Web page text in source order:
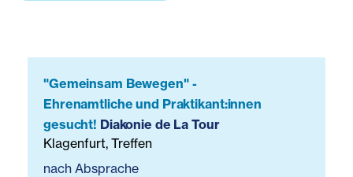
"Gemeinsam Bewegen" -
Ehrenamtliche und Praktikant:innen
gesucht! Diakonie de La Tour
Klagenfurt, Treffen
nach Absprache